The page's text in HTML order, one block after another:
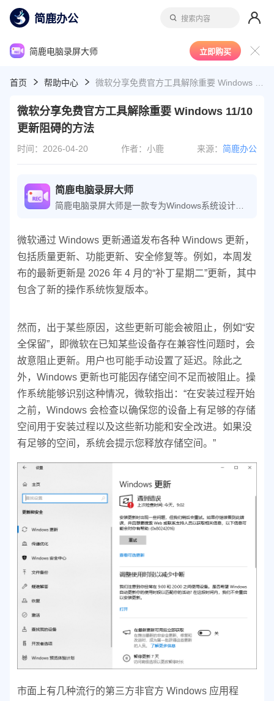
简鹿办公 搜索内容
简鹿电脑录屏大师 立即购买
首页 帮助中心
微软分享免费官方工具解除重要 Windows 11/10
更新阻碍的方法
时间：2026-04-20 作者：小鹿 来源： 简鹿办公
简鹿电脑录屏大师
微软通过 Windows 更新通道发布各种 Windows 更新，
包括质量更新、功能更新、安全修复等。例如，本周发
布的最新更新是 2026 年 4 月的“补丁星期二”更新，其中
包含了新的操作系统恢复版本。
然而，出于某些原因，这些更新可能会被阻止，例如“安
全保留”，即微软在已知某些设备存在兼容性问题时，会
故意阻止更新。用户也可能手动设置了延迟。除此之
外，Windows 更新也可能因存储空间不足而被阻止。操
作系统能够识别这种情况，微软指出：“在安装过程开始
之前，Windows 会检查以确保您的设备上有足够的存储
空间用于安装过程以及这些新功能和安全改进。如果没
有足够的空间，系统会提示您释放存储空间。”
市面上有几种流行的第三方非官方 Windows 应用程